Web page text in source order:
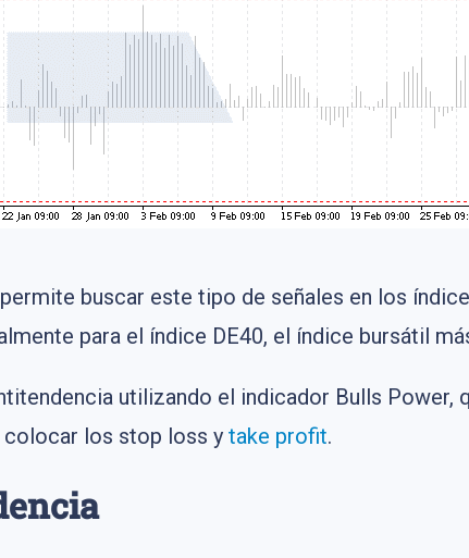
buscar este tipo de señales en los
para el índice DE40, el índice bursátil
utilizando el indicador Bulls Power,
colocar los stop loss y take profit.